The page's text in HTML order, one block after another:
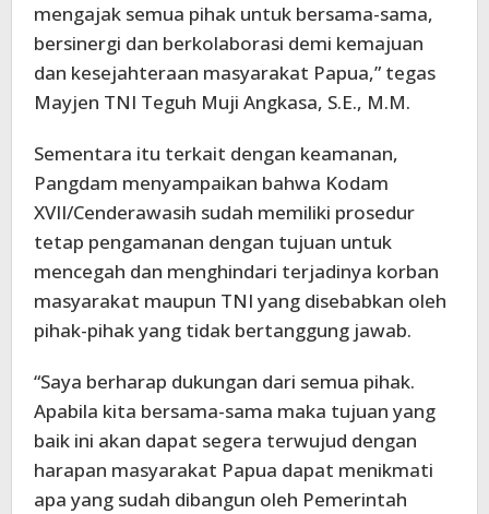
mengajak semua pihak untuk bersama-sama,
bersinergi dan berkolaborasi demi kemajuan
dan kesejahteraan masyarakat Papua,” tegas
Mayjen TNI Teguh Muji Angkasa, S.E., M.M.
Sementara itu terkait dengan keamanan,
Pangdam menyampaikan bahwa Kodam
XVII/Cenderawasih sudah memiliki prosedur
tetap pengamanan dengan tujuan untuk
mencegah dan menghindari terjadinya korban
masyarakat maupun TNI yang disebabkan oleh
pihak-pihak yang tidak bertanggung jawab.
“Saya berharap dukungan dari semua pihak.
Apabila kita bersama-sama maka tujuan yang
baik ini akan dapat segera terwujud dengan
harapan masyarakat Papua dapat menikmati
apa yang sudah dibangun oleh Pemerintah